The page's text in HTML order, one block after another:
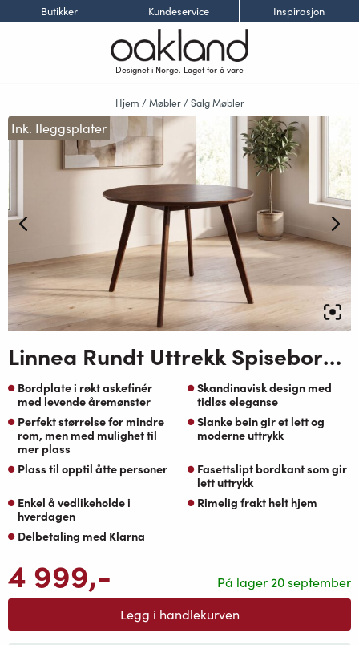
Butikker Kundeservice Inspirasjon
Designet i Norge. Laget for å vare
Hjem /Møbler/Salg Møbler
Ink. Ileggsplater
Linnea Rundt Uttrekk Spisebord Dia100-180 x H76cm Røkt
Bordplate i røkt askefinér
med levende åremønster
Skandinavisk design med
tidløs eleganse
Perfekt størrelse for mindre
rom, men med mulighet til
mer plass
Slanke bein gir et lett og
moderne uttrykk
Plass til opptil åtte personer
Fasettslipt bordkant som gir
lett uttrykk
Enkel å vedlikeholde i
hverdagen
Rimelig frakt helt hjem
Delbetaling med Klarna
På lager 20 september
4 999,-
Legg i handlekurven